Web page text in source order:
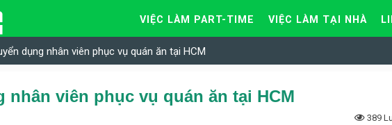
VIỆC LÀM PART-TIME VIỆC LÀM TẠI NHÀ
dụng nhân viên phục vụ quán ăn tại HCM
nhân viên phục vụ quán ăn tại HCM
389